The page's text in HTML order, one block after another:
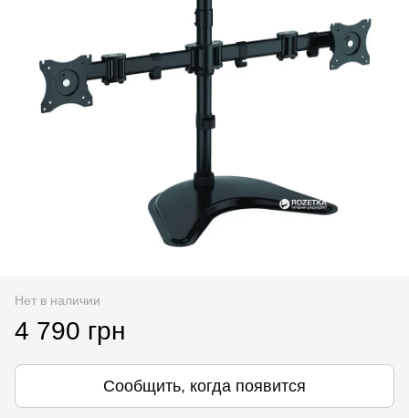
Нет в наличии
4 790 грн
Сообщить, когда появится